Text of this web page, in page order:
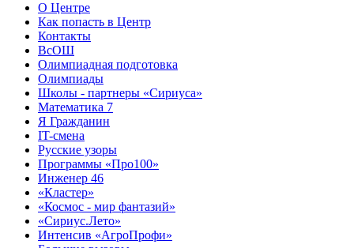
О Центре
Как попасть в Центр
Контакты
ВсОШ
Олимпиадная подготовка
Олимпиады
Школы - партнеры «Сириуса»
Математика 7
Я Гражданин
IT-смена
Русские узоры
Программы «Про100»
Инженер 46
«Кластер»
«Космос - мир фантазий»
«Сириус.Лето»
Интенсив «АгроПрофи»‎